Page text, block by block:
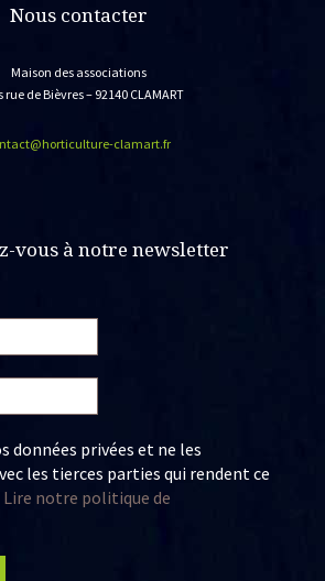
Nous contacter
Maison des associations
rue de Bièvres – 92140 CLAMART
clamart.fr
vous à notre newsletter
données privées et ne les
les tierces parties qui rendent ce
Lire notre politique de